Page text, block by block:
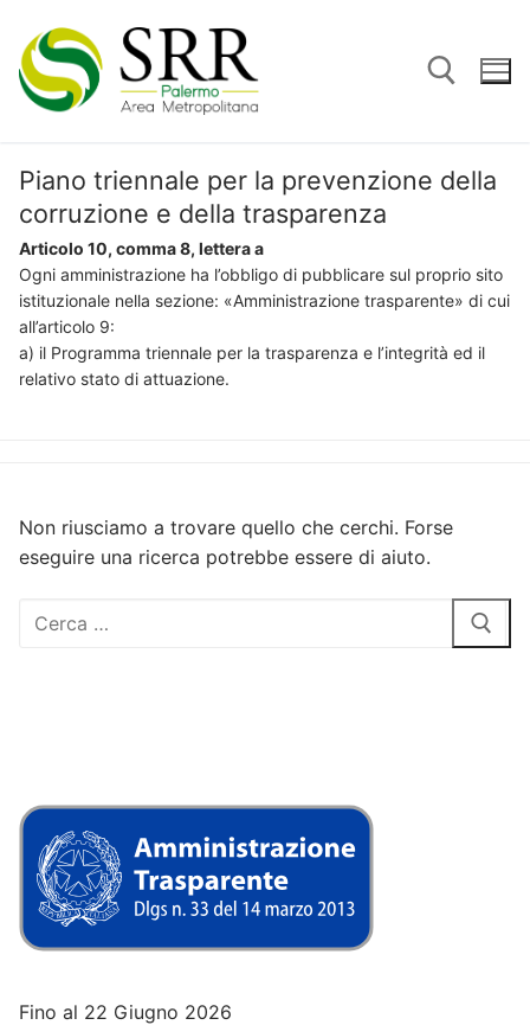
contenuto
Cerca:
Piano triennale per la prevenzione della
corruzione e della trasparenza
Articolo 10, comma 8, lettera a
Ogni amministrazione ha l’obbligo di pubblicare sul proprio sito
istituzionale nella sezione: «Amministrazione trasparente» di cui
all’articolo 9:
a) il Programma triennale per la trasparenza e l’integrità ed il
relativo stato di attuazione.
Non riusciamo a trovare quello che cerchi. Forse
eseguire una ricerca potrebbe essere di aiuto.
Cerca:
Fino al 22 Giugno 2026